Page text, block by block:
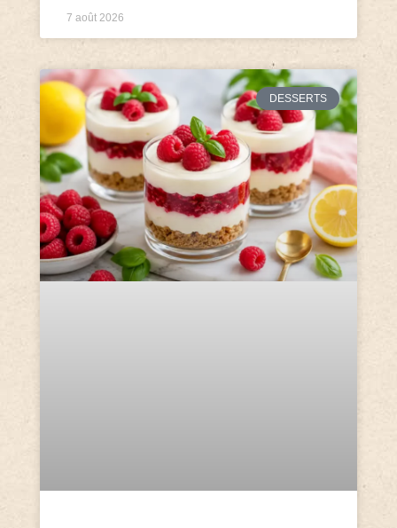
7 août 2026
DESSERTS